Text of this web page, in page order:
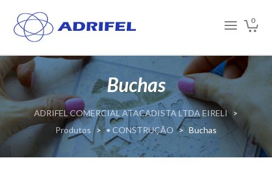
0
Buchas
ADRIFEL COMERCIAL ATACADISTA LTDA EIRELI
>
Produtos > • CONSTRUÇÃO > Buchas